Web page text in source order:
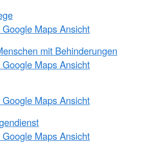
Maps Ansicht
mit Behinderungen
Maps Ansicht
Maps Ansicht
Maps Ansicht